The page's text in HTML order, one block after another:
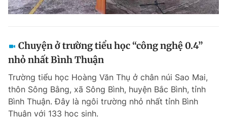
Chuyện ở trường tiểu học “công nghệ 0.4”
nhỏ nhất Bình Thuận
Trường tiểu học Hoàng Văn Thụ ở chân núi Sao Mai,
thôn Sông Bằng, xã Sông Bình, huyện Bắc Bình, tỉnh
Bình Thuận. Đây là ngôi trường nhỏ nhất tỉnh Bình
Thuận với 133 học sinh.